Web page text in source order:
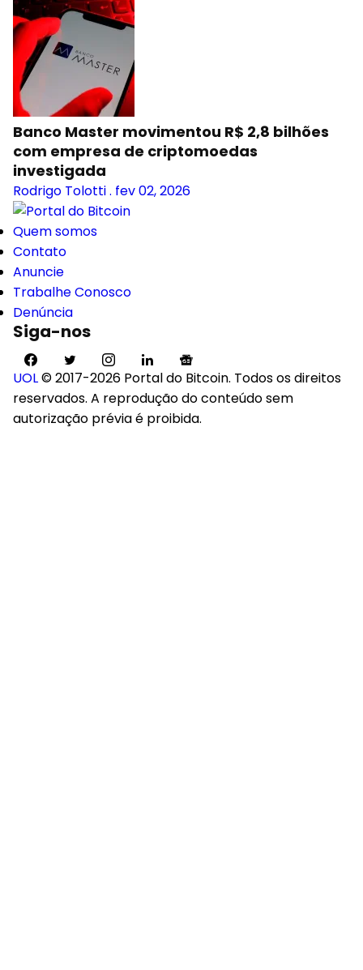
Banco Master movimentou R$ 2,8 bilhões
com empresa de criptomoedas
investigada
Rodrigo Tolotti. fev 02, 2026
Quem somos
Contato
Anuncie
Trabalhe Conosco
Denúncia
Siga-nos
UOL© 2017-2026 Portal do Bitcoin. Todos os direitos
reservados. A reprodução do conteúdo sem
autorização prévia é proibida.